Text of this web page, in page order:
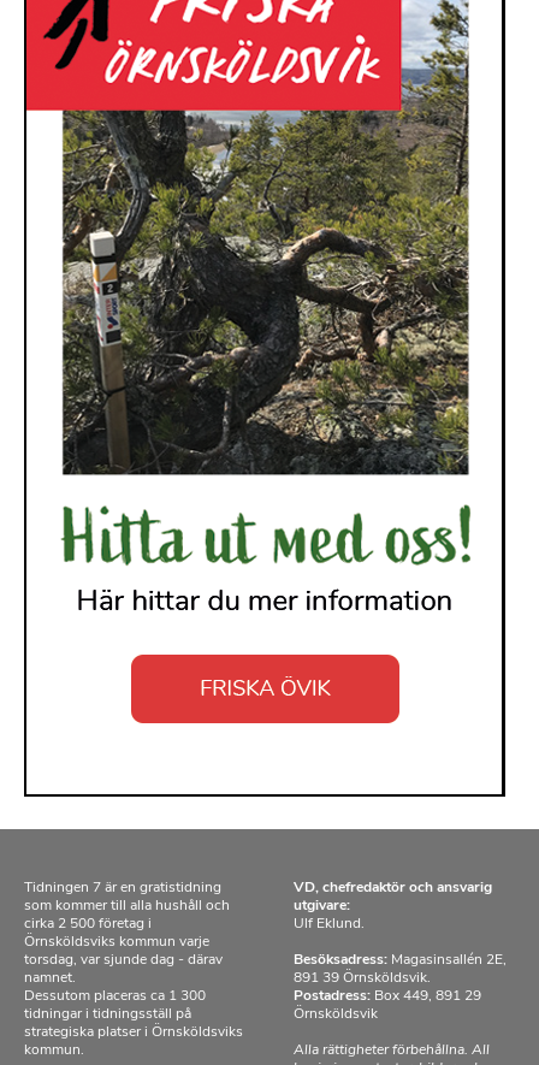
Tidningen 7 är en gratistidning
som kommer till alla hushåll och
cirka 2 500 företag i
Örnsköldsviks kommun varje
torsdag, var sjunde dag - därav
namnet.
Dessutom placeras ca 1 300
tidningar i tidningsställ på
strategiska platser i Örnsköldsviks
kommun.
VD, chefredaktör och ansvarig
utgivare:
Ulf Eklund.
Besöksadress: Magasinsallén 2E,
891 39 Örnsköldsvik.
Postadress: Box 449, 891 29
Örnsköldsvik
Alla rättigheter förbehållna. All